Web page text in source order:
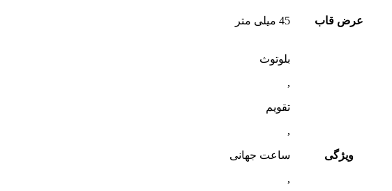
عرض قاب 45 میلی متر
ویژگی
بلوتوث
,
تقویم
,
ساعت جهانی
,